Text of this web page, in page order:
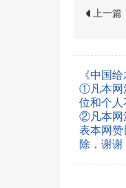
上一篇
《中国
①凡本网
位和个人
②凡本网
表本网赞
除，谢谢